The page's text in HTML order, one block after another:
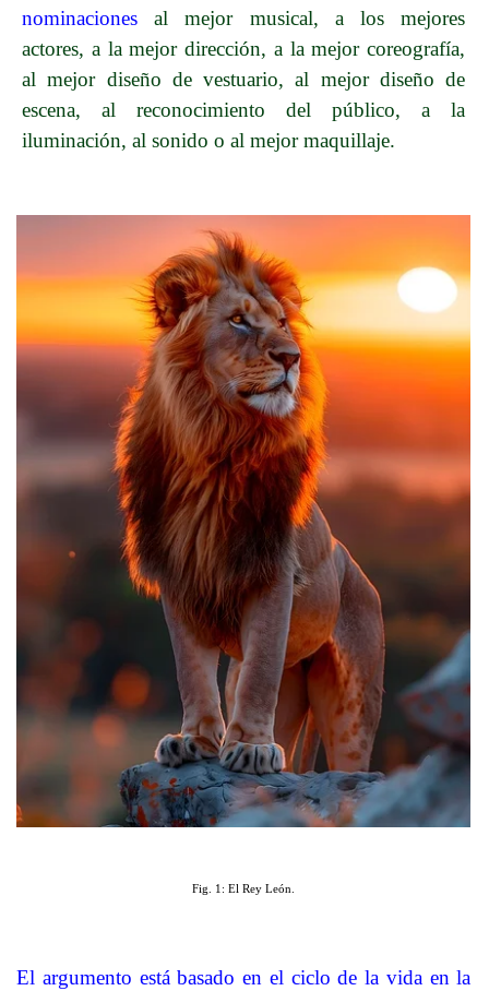
nominacionesal mejor musical, a los mejores
actores, a la mejor dirección, a la mejor coreografía,
al mejor diseño de vestuario, al mejor diseño de
escena, al reconocimiento del público, a la
iluminación, al sonido o al mejor maquillaje.
Fig. 1: El Rey León.
El argumento está basado en el ciclo de la vida en la